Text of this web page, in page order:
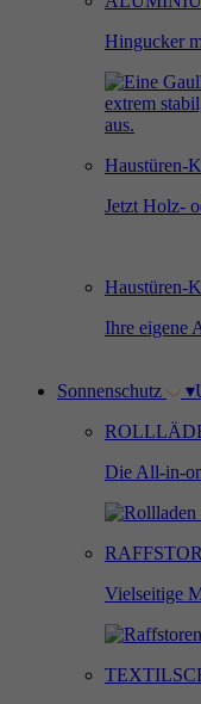
Hingucker
Haustüren-
Jetzt Holz-
Haustüren-
Ihre eigene
Sonnenschutz ▾
Die All-in-
Vielseitige